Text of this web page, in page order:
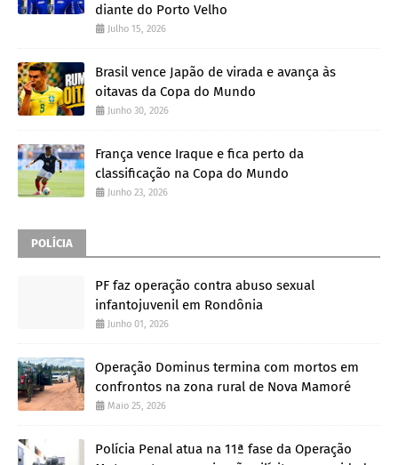
diante do Porto Velho
Julho 15, 2026
Brasil vence Japão de virada e avança às
oitavas da Copa do Mundo
Junho 30, 2026
França vence Iraque e fica perto da
classificação na Copa do Mundo
Junho 23, 2026
POLÍCIA
PF faz operação contra abuso sexual
infantojuvenil em Rondônia
Junho 01, 2026
Operação Dominus termina com mortos em
confrontos na zona rural de Nova Mamoré
Maio 25, 2026
Polícia Penal atua na 11ª fase da Operação